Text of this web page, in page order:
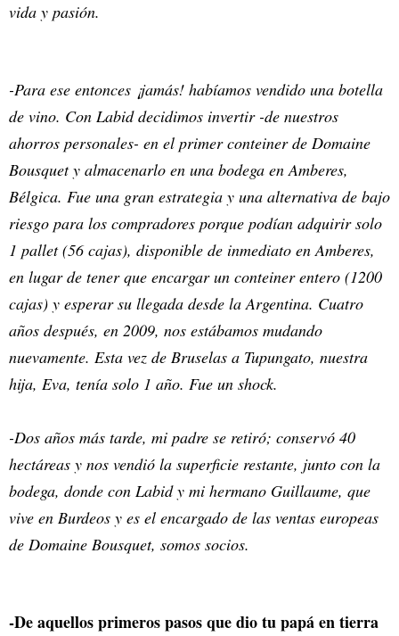
vida y pasión.
-Para ese entonces ¡jamás! habíamos vendido una botella
de vino. Con Labid decidimos invertir -de nuestros
ahorros personales- en el primer conteiner de Domaine
Bousquet y almacenarlo en una bodega en Amberes,
Bélgica. Fue una gran estrategia y una alternativa de bajo
riesgo para los compradores porque podían adquirir solo
1 pallet (56 cajas), disponible de inmediato en Amberes,
en lugar de tener que encargar un conteiner entero (1200
cajas) y esperar su llegada desde la Argentina. Cuatro
años después, en 2009, nos estábamos mudando
nuevamente. Esta vez de Bruselas a Tupungato, nuestra
hija, Eva, tenía solo 1 año. Fue un shock.
-Dos años más tarde, mi padre se retiró; conservó 40
hectáreas y nos vendió la superficie restante, junto con la
bodega, donde con Labid y mi hermano Guillaume, que
vive en Burdeos y es el encargado de las ventas europeas
de Domaine Bousquet, somos socios.
-De aquellos primeros pasos que dio tu papá en tierra